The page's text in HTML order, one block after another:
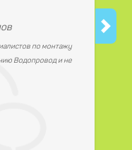
по монтажу
Водопровод и не